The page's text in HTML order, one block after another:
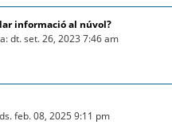
informació al núvol?
dt. set. 26, 2023 7:46 am
feb. 08, 2025 9:11 pm